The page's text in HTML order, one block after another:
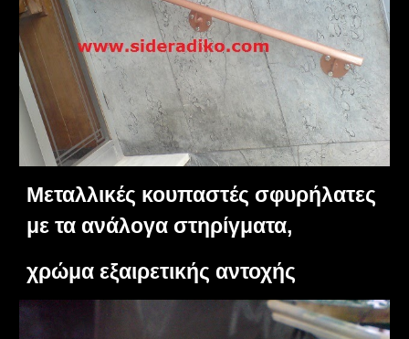
Μεταλλικές κουπαστές σφυρήλατες
με τα ανάλογα στηρίγματα,
χρώμα εξαιρετικής αντοχής